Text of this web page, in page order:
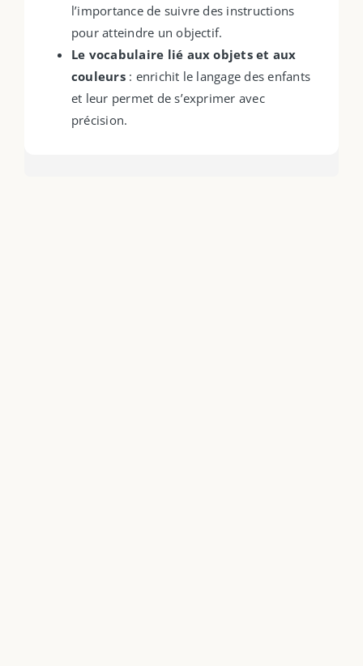
l’importance de suivre des instructions
pour atteindre un objectif.
Le vocabulaire lié aux objets et aux
couleurs: enrichit le langage des enfants
et leur permet de s’exprimer avec
précision.